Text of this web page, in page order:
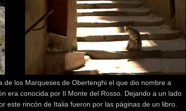
los Marqueses de Obertenghi el que dio nombre a
era conocida por Il Monte del Rosso. Dejando a un lado
este rincón de Italia fueron por las páginas de un libro.